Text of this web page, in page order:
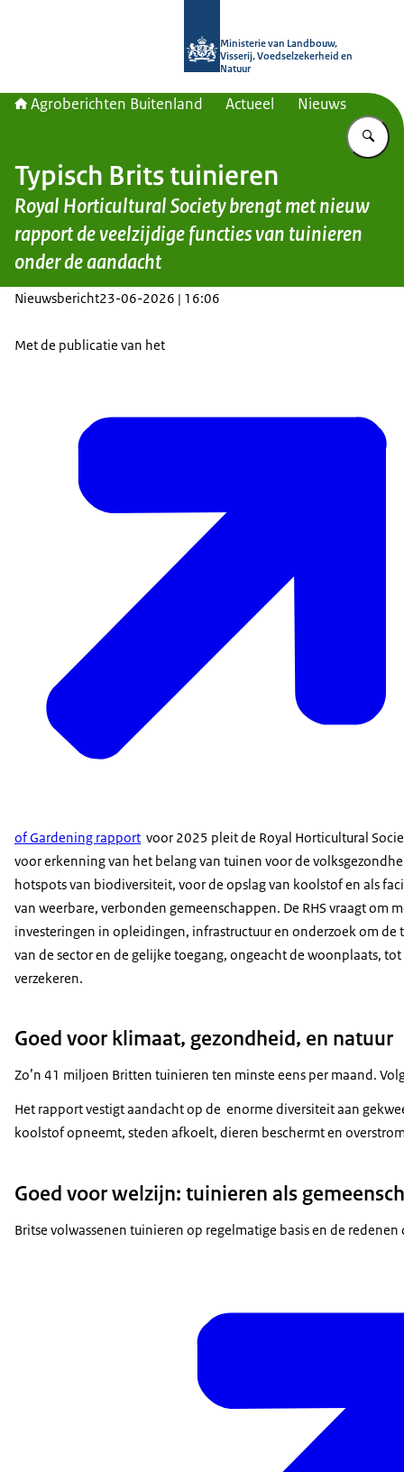
Ministerie van Landbouw,
Visserij, Voedselzekerheid en
Natuur
Agroberichten Buitenland Actueel Nieuws
Typisch Brits tuinieren
Royal Horticultural Society brengt met nieuw
rapport de veelzijdige functies van tuinieren
onder de aandacht
Nieuwsbericht23-06-2026 | 16:06
Met de publicatie van het
of Gardening rapport voor 2025 pleit de Royal Horticultural
voor erkenning van het belang van tuinen voor de
hotspots van biodiversiteit, voor de opslag van koolstof en als
van weerbare, verbonden gemeenschappen. De RHS vraagt om
investeringen in opleidingen, infrastructuur en onderzoek om de
van de sector en de gelijke toegang, ongeacht de woonplaats,
verzekeren.
Goed voor klimaat, gezondheid, en natuur
Zo’n 41 miljoen Britten tuinieren ten minste eens per maand.
Het rapport vestigt aandacht op de enorme diversiteit aan
koolstof opneemt, steden afkoelt, dieren beschermt en
Goed voor welzijn: tuinieren als
Britse volwassenen tuinieren op regelmatige basis en de